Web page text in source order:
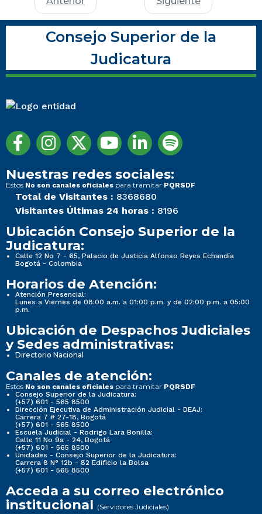
Consejo Superior de la
Judicatura
Nuestras redes sociales:
Estos No son canales oficiales para tramitar PQRSDF
Total de Visitantes : 8368680
Visitantes Últimas 24 horas : 8196
Ubicación Consejo Superior de la
Judicatura:
Calle 12 No 7 - 65, Palacio de Justicia Alfonso Reyes Echandía
Bogotá - Colombia
Horarios de Atención:
Atención Presencial:
Lunes a Viernes de 08:00 a.m. a 01:00 p.m. y de 02:00 p.m. a 05:00
p.m.
Ubicación de Despachos Judiciales
y Sedes administrativas:
Directorio Nacional
Canales de atención:
Estos No son canales oficiales para tramitar PQRSDF
Consejo Superior de la Judicatura:
(+57) 601 - 565 8500
Dirección Ejecutiva de Administración Judicial - DEAJ:
Carrera 7 # 27-18, Bogotá
(+57) 601 - 565 8500
Escuela Judicial - Rodrigo Lara Bonilla:
Calle 11 No 9a - 24, Bogotá
(+57) 601 - 565 8500
Unidades - Consejo Superior de la Judicatura:
Carrera 8 N° 12b - 82 Edificio la Bolsa
(+57) 601 - 565 8500
Acceda a su correo electrónico
institucional (Servidores Judiciales)